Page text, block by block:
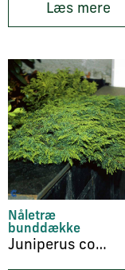
Læs mere
Nåletræ
bunddække
Juniperus communis ‘Green Carpet’